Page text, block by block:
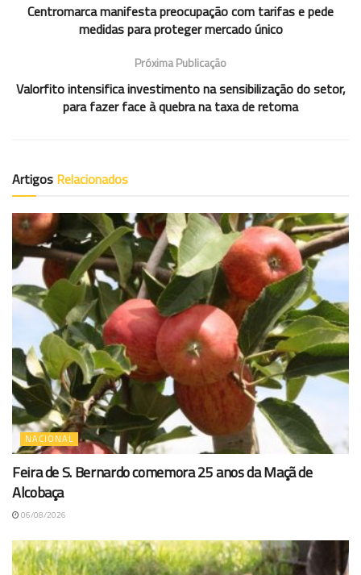
Centromarca manifesta preocupação com tarifas e pede
medidas para proteger mercado único
Próxima Publicação
Valorfito intensifica investimento na sensibilização do setor,
para fazer face à quebra na taxa de retoma
Artigos Relacionados
NACIONAL
Feira de S. Bernardo comemora 25 anos da Maçã de
Alcobaça
06/08/2026